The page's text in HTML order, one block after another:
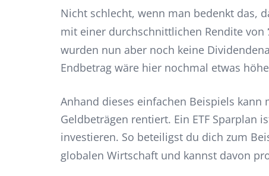
Nicht schlecht, wenn man bedenkt das,
mit einer durchschnittlichen Rendite von
wurden nun aber noch keine
Endbetrag wäre hier nochmal etwas
Anhand dieses einfachen Beispiels kann
Geldbeträgen rentiert. Ein ETF Sparplan
investieren. So beteiligst du dich zum
globalen Wirtschaft und kannst davon